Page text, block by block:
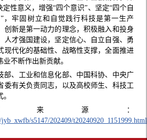
性意义，增强“四个意识”、坚定“四个自
，牢固树立和自觉践行科技是第一生产
创新是第一动力的理念，积极融入和投身
人才强国建设，坚定信心、自立自强、勇
现代化的基础性、战略性支撑，全面推进
不断作出新贡献。
部、工业和信息化部、中国科协、中央广
委有关负责同志，以及高校师生、科技工
来源：
s5147/202409/t20240920_1151999.html